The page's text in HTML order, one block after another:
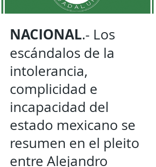
NACIONAL.- Los
escándalos de la
intolerancia,
complicidad e
incapacidad del
estado mexicano se
resumen en el pleito
entre Alejandro